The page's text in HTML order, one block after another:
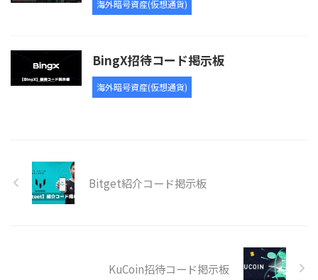
海外暗号資産(仮想通貨)
BingX招待コード掲示板
海外暗号資産(仮想通貨)
Bitget紹介コード掲示板
KuCoin招待コード掲示板